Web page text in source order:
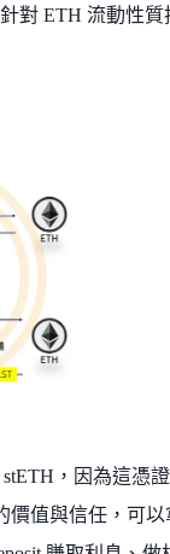
對 ETH 流動性質
，因為這憑
價值與信任，可以